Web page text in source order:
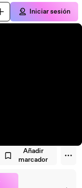
Iniciar sesión
Añadir
marcador